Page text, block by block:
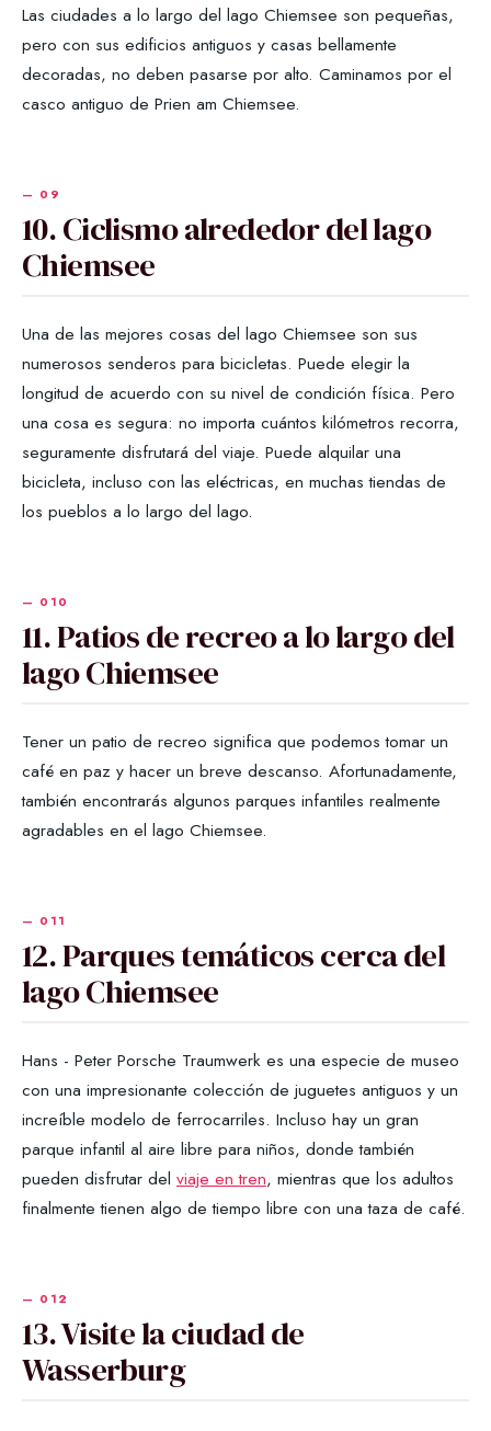
Las ciudades a lo largo del lago Chiemsee son pequeñas,
pero con sus edificios antiguos y casas bellamente
decoradas, no deben pasarse por alto. Caminamos por el
casco antiguo de Prien am Chiemsee.
10. Ciclismo alrededor del lago
Chiemsee
Una de las mejores cosas del lago Chiemsee son sus
numerosos senderos para bicicletas. Puede elegir la
longitud de acuerdo con su nivel de condición física. Pero
una cosa es segura: no importa cuántos kilómetros recorra,
seguramente disfrutará del viaje. Puede alquilar una
bicicleta, incluso con las eléctricas, en muchas tiendas de
los pueblos a lo largo del lago.
11. Patios de recreo a lo largo del
lago Chiemsee
Tener un patio de recreo significa que podemos tomar un
café en paz y hacer un breve descanso. Afortunadamente,
también encontrarás algunos parques infantiles realmente
agradables en el lago Chiemsee.
12. Parques temáticos cerca del
lago Chiemsee
Hans - Peter Porsche Traumwerk es una especie de museo
con una impresionante colección de juguetes antiguos y un
increíble modelo de ferrocarriles. Incluso hay un gran
parque infantil al aire libre para niños, donde también
pueden disfrutar del viaje en tren, mientras que los adultos
finalmente tienen algo de tiempo libre con una taza de café.
13. Visite la ciudad de
Wasserburg